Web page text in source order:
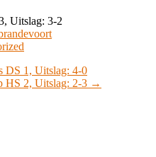
Uitslag: 3-2
DS 1, Uitslag: 4-0
HS 2, Uitslag: 2-3 →